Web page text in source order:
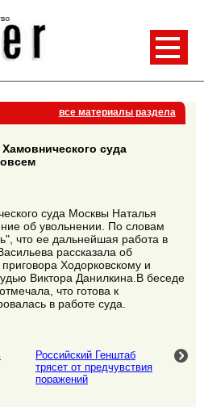
все материалы раздела
суда
суда Москвы Наталья
об увольнении. По словам
что ее дальнейшая работа в
рассказала об
Ходорковскому и
Виктора Данилкина.В беседе
что готова к
в работе суда.
Российский Генштаб
трясет от предчувствия
поражений